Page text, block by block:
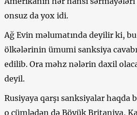
onsuz da yox idi.
Ağ Evin məlumatında deyilir ki,
ölkələrinin ümumi sanksiya
edilib. Ora məhz nələrin daxil
deyil.
Rusiyaya qarşı sanksiyalar haqda
o cümlədən də Böyük Britaniya,